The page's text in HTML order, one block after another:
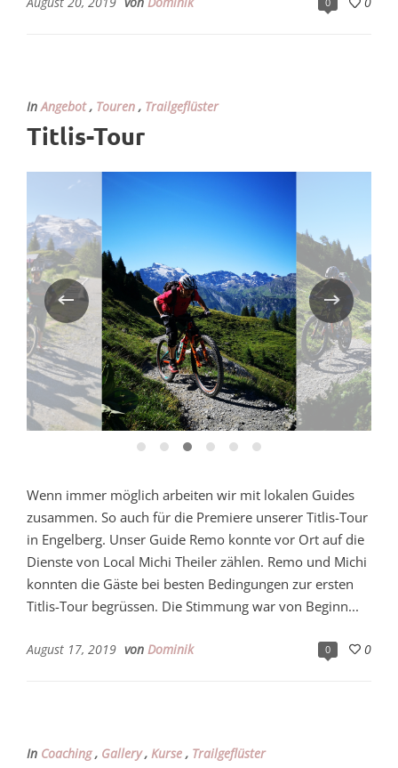
0
InAngebot, Touren , Trailgeflüster
Titlis-Tour
Wenn immer möglich arbeiten wir mit lokalen Guides
zusammen. So auch für die Premiere unserer Titlis-Tour
in Engelberg. Unser Guide Remo konnte vor Ort auf die
Dienste von Local Michi Theiler zählen. Remo und Michi
konnten die Gäste bei besten Bedingungen zur ersten
Titlis-Tour begrüssen. Die Stimmung war von Beginn...
0 0
August 17, 2019 von Dominik
In Coaching, Gallery, Kurse , Trailgeflüster